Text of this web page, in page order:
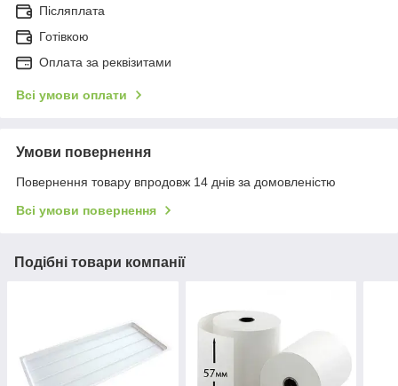
Післяплата
Готівкою
Оплата за реквізитами
Всі умови оплати
Умови повернення
Повернення товару впродовж 14 днів за домовленістю
Всі умови повернення
Подібні товари компанії